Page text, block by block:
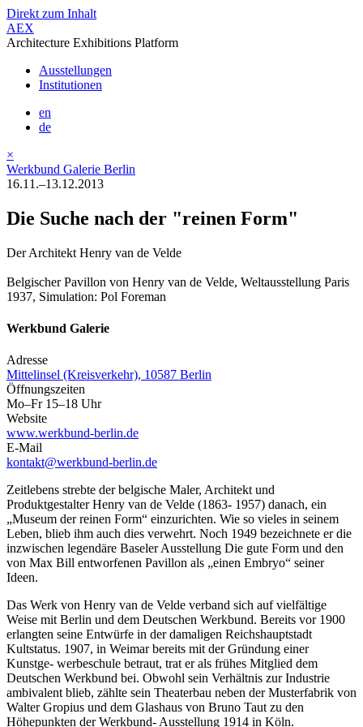
Direkt zum Inhalt
AEX
Architecture Exhibitions Platform
Ausstellungen
Institutionen
en
de
×
Werkbund Galerie Berlin
16.11.–13.12.2013
Die Suche nach der "reinen Form"
Der Architekt Henry van de Velde
Belgischer Pavillon von Henry van de Velde, Weltausstellung Paris
1937, Simulation: Pol Foreman
Werkbund Galerie
Adresse
Mittelinsel (Kreisverkehr), 10587 Berlin
Öffnungszeiten
Mo–Fr 15–18 Uhr
Website
www.werkbund-berlin.de
E-Mail
kontakt@werkbund-berlin.de
Zeitlebens strebte der belgische Maler, Architekt und
Produktgestalter Henry van de Velde (1863- 1957) danach, ein
„Museum der reinen Form“ einzurichten. Wie so vieles in seinem
Leben, blieb ihm auch dies verwehrt. Noch 1949 bezeichnete er die
inzwischen legendäre Baseler Ausstellung Die gute Form und den
von Max Bill entworfenen Pavillon als „einen Embryo“ seiner
Ideen.
Das Werk von Henry van de Velde verband sich auf vielfältige
Weise mit Berlin und dem Deutschen Werkbund. Bereits vor 1900
erlangten seine Entwürfe in der damaligen Reichshauptstadt
Kultstatus. 1907, in Weimar bereits mit der Gründung einer
Kunstge- werbeschule betraut, trat er als frühes Mitglied dem
Deutschen Werkbund bei. Obwohl sein Verhältnis zur Industrie
ambivalent blieb, zählte sein Theaterbau neben der Musterfabrik von
Walter Gropius und dem Glashaus von Bruno Taut zu den
Höhepunkten der Werkbund- Ausstellung 1914 in Köln.